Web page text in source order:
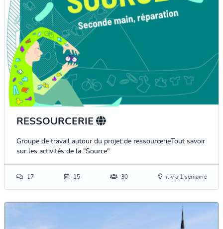
RESSOURCERIE
Groupe de travail autour du projet de ressourcerieTout savoir
sur les activités de la "Source"
17 15 30 il y a 1 semaine